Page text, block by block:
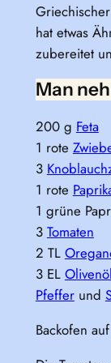
hat etwas
zubereitet
Man
200 g Feta
1 rote
3
1 rote
1 grüne
3 Tomaten
2 TL
3 EL Olivenöl
Pfefferund
Backofen